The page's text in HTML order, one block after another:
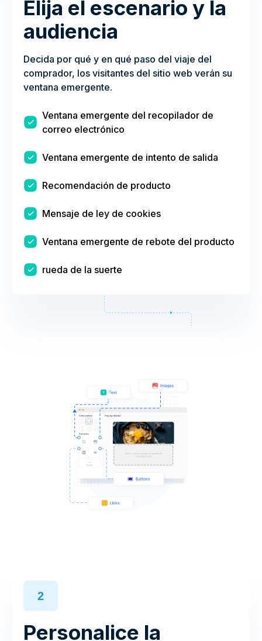
Elija el escenario y la
audiencia
Decida por qué y en qué paso del viaje del
comprador, los visitantes del sitio web verán su
ventana emergente.
Ventana emergente del recopilador de
correo electrónico
Ventana emergente de intento de salida
Recomendación de producto
Mensaje de ley de cookies
Ventana emergente de rebote del producto
rueda de la suerte
2
Personalice la